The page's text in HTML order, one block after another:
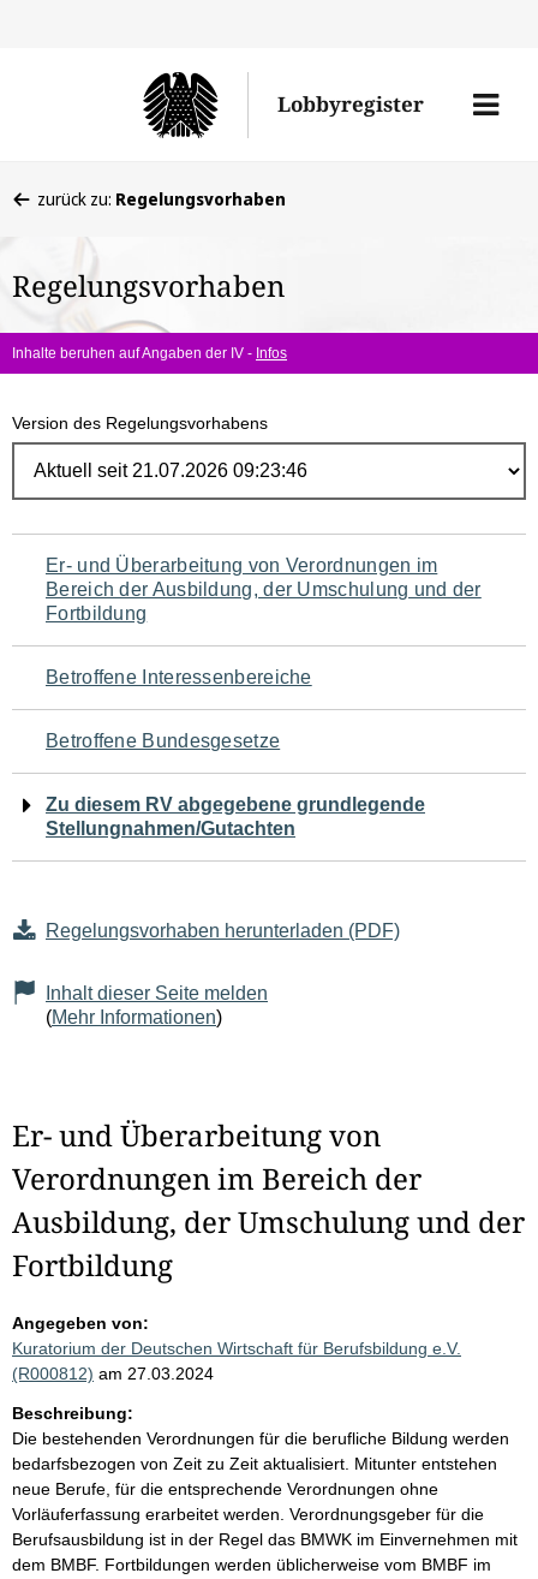
Lobbyregister
Menü
befinden
hier:
zurück zu: Regelungsvorhaben
Regelungsvorhaben
Inhalte beruhen auf Angaben der IV - Infos
Version des Regelungsvorhabens
Navigation
für
den
Seiteninhalt
Er- und Überarbeitung von Verordnungen im
Bereich der Ausbildung, der Umschulung und der
Fortbildung
Betroffene Interessenbereiche
Betroffene Bundesgesetze
Zu diesem RV abgegebene grundlegende
Stellungnahmen/Gutachten
Regelungsvorhaben herunterladen (PDF)
Inhalt dieser Seite melden
(Mehr Informationen)
Er- und Überarbeitung von
Verordnungen im Bereich der
Ausbildung, der Umschulung und der
Fortbildung
Angegeben von:
Kuratorium der Deutschen Wirtschaft für Berufsbildung e.V.
(R000812) am 27.03.2024
Beschreibung:
Die bestehenden Verordnungen für die berufliche Bildung werden
bedarfsbezogen von Zeit zu Zeit aktualisiert. Mitunter entstehen
neue Berufe, für die entsprechende Verordnungen ohne
Vorläuferfassung erarbeitet werden. Verordnungsgeber für die
Berufsausbildung ist in der Regel das BMWK im Einvernehmen mit
dem BMBF. Fortbildungen werden üblicherweise vom BMBF im